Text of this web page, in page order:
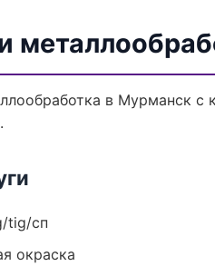
в Мурманск с
tig/сп
окраска